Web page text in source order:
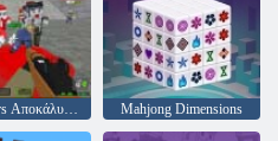
Pixel Wars Αποκάλυψη Ζόμπι Mahjong Dimensions